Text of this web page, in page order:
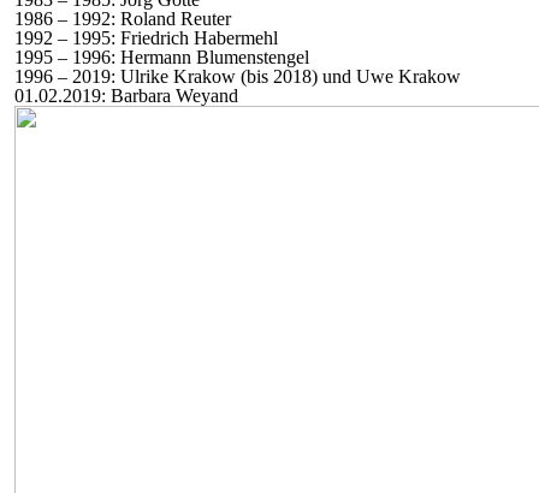
1986 – 1992: Roland Reuter
1992 – 1995: Friedrich Habermehl
1995 – 1996: Hermann Blumenstengel
1996 – 2019: Ulrike Krakow (bis 2018) und Uwe Krakow
01.02.2019: Barbara Weyand